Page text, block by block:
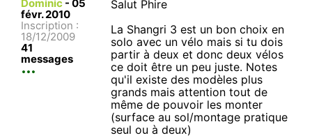
Dominic - 05
févr. 2010
Inscription :
18/12/2009
41
messages
Salut Phire
La Shangri 3 est un bon choix en
solo avec un vélo mais si tu dois
partir à deux et donc deux vélos
ce doit être un peu juste. Notes
qu'il existe des modèles plus
grands mais attention tout de
même de pouvoir les monter
(surface au sol/montage pratique
seul ou à deux)